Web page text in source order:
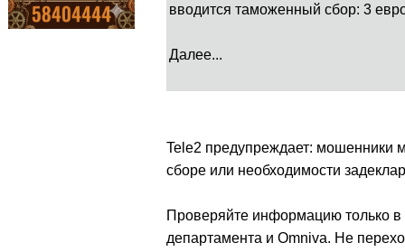
вводится таможенный сбор: 3
Далее...
Tele2 предупреждает: мошенники
сборе или необходимости
Проверяйте информацию только
департамента и Omniva. Не